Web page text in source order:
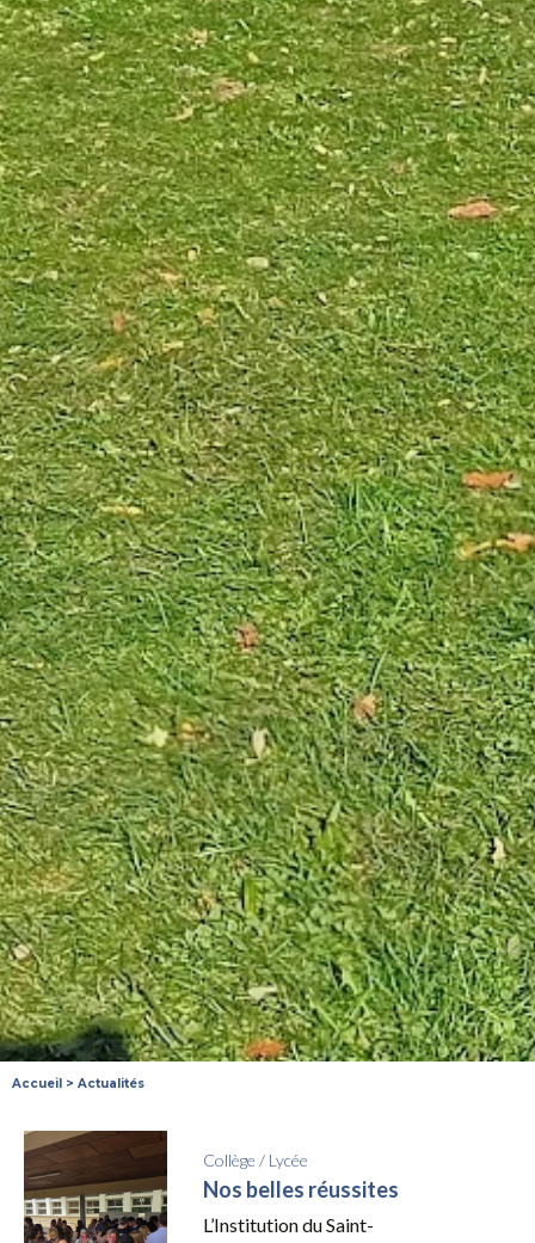
Accueil > Actualités
Collège / Lycée
Nos belles réussites
L’Institution du Saint-